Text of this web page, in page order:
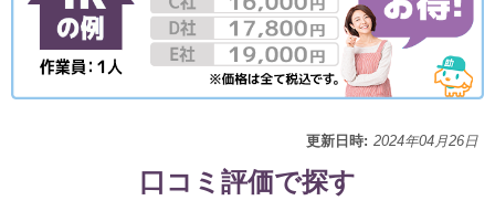
更新日時: 2024年04月26日
口コミ評価で探す